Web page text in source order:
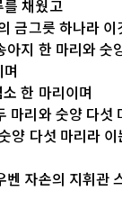
를 채웠고
금그릇 하나라
지 한 마리와 숫
한 마리이며
마리와 숫양 다섯
양 다섯 마리라
자손의 지휘관